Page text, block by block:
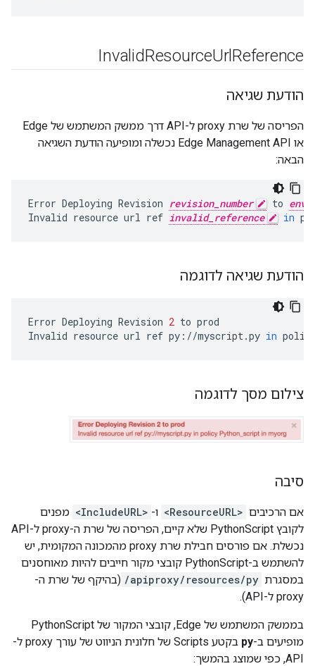
InvalidResourceUrlReference
הודעת שגיאה
הפריסה של שרת proxy ל-API דרך ממשק המשתמש של Edge
או Edge Management API נכשלה ומופיעה הודעת השגיאה
הבאה:
Error Deploying Revision revision_number to
Invalid resource url ref invalid_reference in
הודעת שגיאה לדוגמה
Error Deploying Revision 2 to prod
Invalid resource url ref py : //myscript.py in
צילום מסך לדוגמה
סיבה
אם הרכיבים <ResourceURL> ו- <IncludeURL> מפנים
לקובץ PythonScript שלא קיים, הפריסה של שרת ה-proxy ל-API
נכשלת. אם פורסים חבילת שרת proxy מהמכונה המקומית, יש
להשתמש ב-PythonScript קובצי מקור חייבים להיות מאוחסנים
במסגרת /apiproxy/resources/py (בהיקף של שרת ה-
proxy ל-API).
בממשק המשתמש של Edge, קובצי המקור של PythonScript
מופיעים ב-py
בקטע Scripts של חלונית הניווט של עורך proxy ל-
API, כפי שמוצג בהמשך: